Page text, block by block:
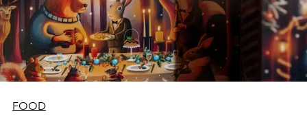
FOOD